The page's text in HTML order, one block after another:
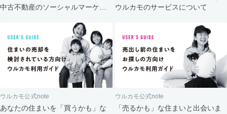
中古不動産のソーシャルマーケッ
ウルカモのサービスについて
ウルカモ公式note
あなたの住まいを「買うかも」な
ウルカモ公式note
「売るかも」な住まいと出会いま